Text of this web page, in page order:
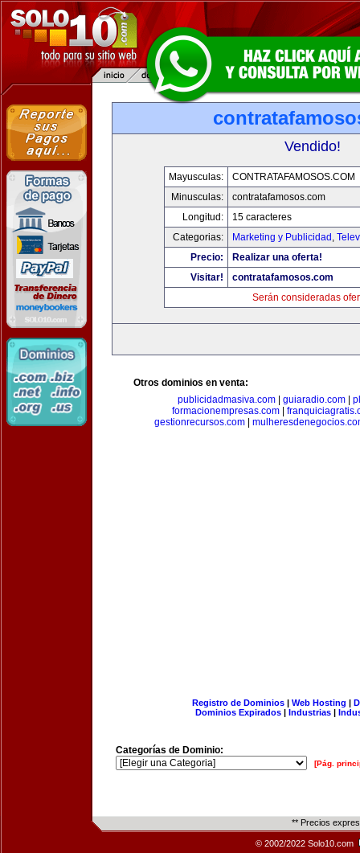
Vendido!
Mayusculas:
CONTRATAFAMOSOS.COM
Minusculas:
contratafamosos.com
Longitud:
15 caracteres
Categorias:
Marketing y Publicidad ,
Precio:
Realizar una oferta!
Visitar!
contratafamosos.com
Serán consideradas
Otros dominios en venta:
publicidadmasiva.com
guiaradio.com
formacionempresas.com|
gestionrecursos.com|
Registro de Dominios| Web Hosting |
Dominios Expirados | Industrias |
Categorías de Dominio:
[Pág.
** Precios
© 2002/2022 Solo10.com